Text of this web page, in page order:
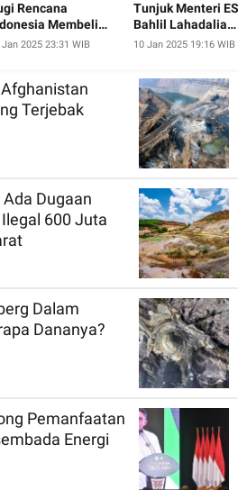
Rencana
Membeli
Mentah dari
Jan 2025 23:31 WIB
Tunjuk Menteri
Bahlil Lahadalia
Sebagai Ketua
10 Jan 2025 19:16 WIB
Terjebak
Dugaan
600 Juta
Dalam
Dananya?
Pemanfaatan
Energi